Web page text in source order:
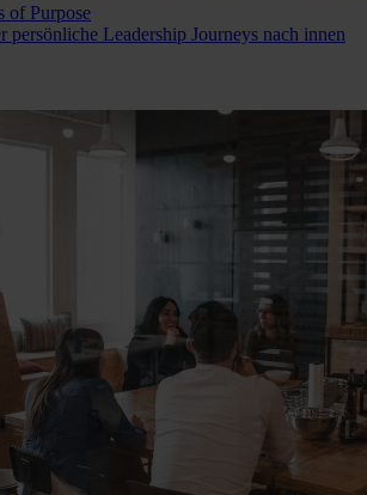
of Purpose
persönliche Leadership Journeys nach innen